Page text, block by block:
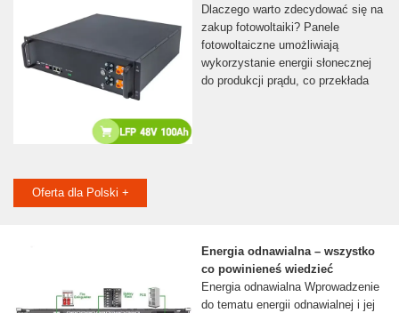
Dlaczego warto zdecydować się na
zakup fotowoltaiki? Panele
fotowoltaiczne umożliwiają
wykorzystanie energii słonecznej
do produkcji prądu, co przekłada
Oferta dla Polski +
Energia odnawialna – wszystko
co powinieneś wiedzieć
Energia odnawialna Wprowadzenie
do tematu energii odnawialnej i jej